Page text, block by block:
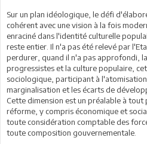
Sur un plan idéologique, le défi
cohérent avec une vision à la fois
enraciné dans l'identité culturelle
reste entier. Il n'a pas été relevé par
perdurer, quand il n'a pas approfondi,
progressistes et la culture populaire,
sociologique, participant à
marginalisation et les écarts de
Cette dimension est un préalable à
réforme, y compris économique et
toute considération comptable des
toute composition gouvernementale.